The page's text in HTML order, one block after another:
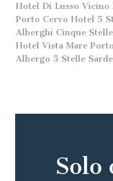
Hotel Di Lusso Vicino
Porto Cervo Hotel 5
Alberghi Cinque
Hotel Vista Mare
Albergo 5 Stelle